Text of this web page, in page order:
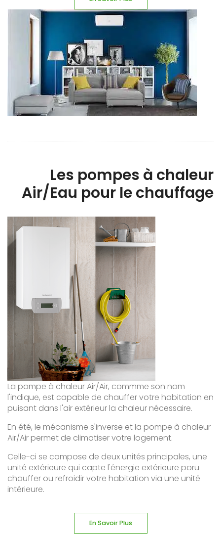
Les pompes à chaleur
Air/Eau pour le chauffage
La pompe à chaleur Air/Air, commme son nom
l'indique, est capable de chauffer votre habitation en
puisant dans l'air extérieur la chaleur nécessaire.
En été, le mécanisme s'inverse et la pompe à chaleur
Air/Air permet de climatiser votre logement.
Celle-ci se compose de deux unités principales, une
unité extérieure qui capte l'énergie extérieure poru
chauffer ou refroidir votre habitation via une unité
intérieure.
En Savoir Plus